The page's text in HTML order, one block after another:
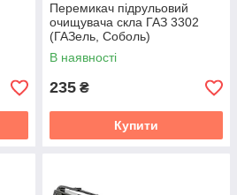
Перемикач підрульовий
очищувача скла ГАЗ 3302
(ГАЗель, Соболь)
В наявності
235 ₴
Купити